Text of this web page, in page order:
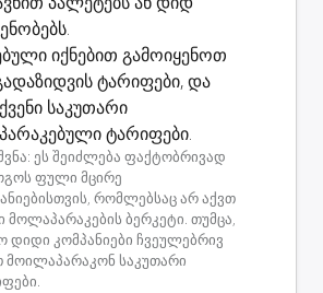
.
იქნებით გამოიყენოთ
ტარიფები, და
საკუთარი
ტარიფები.
ეს შეიძლება ფაქტობრივად
ფული მცირე
რომლებსაც არ აქვთ
მოლაპარაკების ბერკეტი. თუმცა,
დიდი კომპანიები ჩვეულებრივ
მოილაპარაკონ საკუთარი